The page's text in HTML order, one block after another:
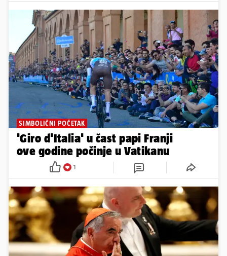
SIMBOLIČNI POČETAK
'Giro d'Italia' u čast papi Franji
ove godine počinje u Vatikanu
1